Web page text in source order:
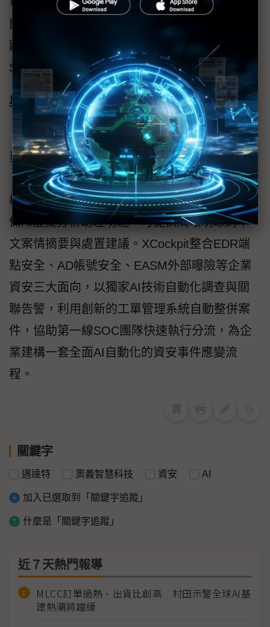
即時針對重要安全警報提供技術⽀援及事件追
蹤管理，降低企業CISO和IT人員的負擔和資安
SOC運行門檻。
奧義智慧AI自動化威脅曝險管理平台
「XCockpit」
奧義智慧的自動化威脅曝險管理平台
「XCockpit」，依循AI-Assistant-as-a-Service
概念打造，整合企業內外部的威脅監控，且具
備AI虛擬分析助理功能，可提供清晰明瞭的中
文案情摘要與處置建議。XCockpit整合EDR端
點安全、AD帳號安全、EASM外部曝險等企業
資安三大面向，以獨家AI技術自動化調查與關
聯告警，利用創新的工單管理系統自動整併案
件，協助第一線SOC團隊快速執行分流，為企
業建構一套全面AI自動化的資安事件應變流
程。
關鍵字
邁達特 奧義智慧科技 資安 AI
加入已選取到「關鍵字追蹤」
什麼是「關鍵字追蹤」
近７天熱門報導
MLCC訂單過熱、出貨比創高 村田示警全球AI基
建熱潮將趨緩